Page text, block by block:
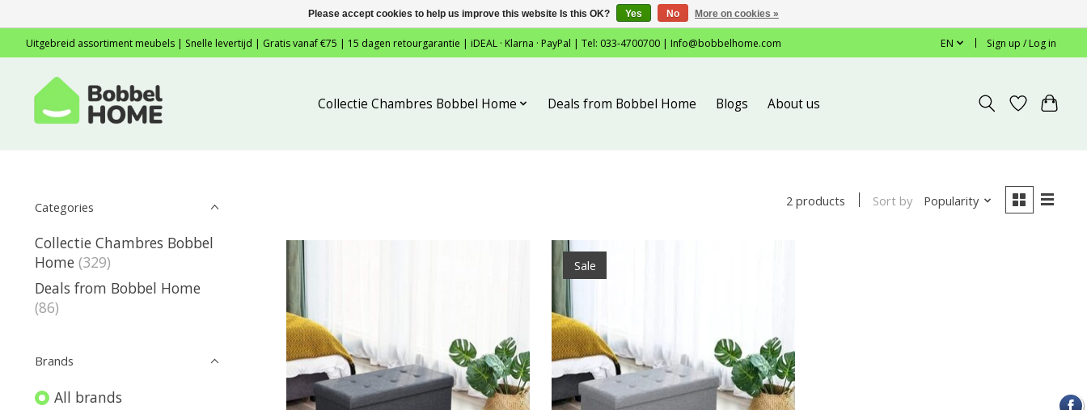
Uitgebreid assortiment meubels | Snelle levertijd | Gratis vanaf €75 | 15 dagen retourgarantie | iDEAL · Klarna · PayPal | Tel: 033-4700700 | Info@bobbelhome.com EN Sign up / Log in
Collectie Chambres Bobbel Home Deals from Bobbel Home Blogs About us
Categories
Collectie Chambres Bobbel
Home (329)
Deals from Bobbel Home
(86)
Brands
All brands
2 products Sort by Popularity
Sale
Please accept cookies to help us improve this website Is this OK? Yes No More on cookies »